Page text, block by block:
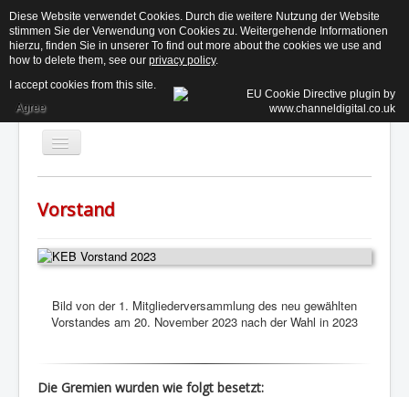
Toggle
Navigation
Aktuelles
Der Beirat ↓
Termine
Login
Vorstand
Bild von der 1. Mitgliederversammlung des neu gewählten
Vorstandes am 20. November 2023 nach der Wahl in 2023
Die Gremien wurden wie folgt besetzt:
Diese Website verwendet Cookies. Durch die weitere Nutzung der Website
stimmen Sie der Verwendung von Cookies zu. Weitergehende Informationen
hierzu, finden Sie in unserer To find out more about the cookies we use and
how to delete them, see our privacy policy.
I accept cookies from this site.
Agree